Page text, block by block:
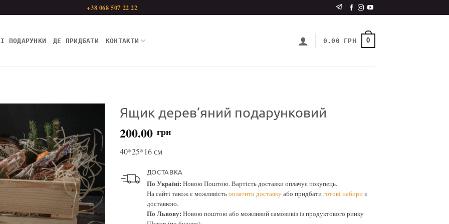
+38 068 507 22 22
ПОДАРУНКИ ДЕ ПРИДБАТИ КОНТАКТИ 0.00 ГРН 0
Ящик дерев’яний подарунковий
200.00 грн
40*25*16 см
ДОСТАВКА
По Україні: Новою Поштою. Вартість доставки оплачує покупець.
На сайті також є можливістьоплатити доставкуабо придбатиготові набориз
доставкою.
По Львову: Новою поштою або можливий самовивіз із продуктового ринку